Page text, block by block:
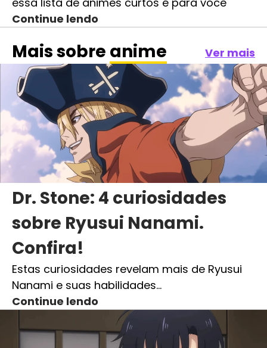
Continue lendo
Mais sobre anime Ver mais
Dr. Stone: 4 curiosidades
sobre Ryusui Nanami.
Confira!
Estas curiosidades revelam mais de Ryusui
Nanami e suas habilidades…
Continue lendo